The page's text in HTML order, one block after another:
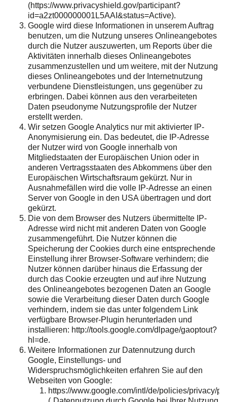
(https://www.privacyshield.gov/participant?
id=a2zt000000001L5AAI&status=Active).
Google wird diese Informationen in unserem Auftrag
benutzen, um die Nutzung unseres Onlineangebotes
durch die Nutzer auszuwerten, um Reports über die
Aktivitäten innerhalb dieses Onlineangebotes
zusammenzustellen und um weitere, mit der Nutzung
dieses Onlineangebotes und der Internetnutzung
verbundene Dienstleistungen, uns gegenüber zu
erbringen. Dabei können aus den verarbeiteten
Daten pseudonyme Nutzungsprofile der Nutzer
erstellt werden.
Wir setzen Google Analytics nur mit aktivierter IP-
Anonymisierung ein. Das bedeutet, die IP-Adresse
der Nutzer wird von Google innerhalb von
Mitgliedstaaten der Europäischen Union oder in
anderen Vertragsstaaten des Abkommens über den
Europäischen Wirtschaftsraum gekürzt. Nur in
Ausnahmefällen wird die volle IP-Adresse an einen
Server von Google in den USA übertragen und dort
gekürzt.
Die von dem Browser des Nutzers übermittelte IP-
Adresse wird nicht mit anderen Daten von Google
zusammengeführt. Die Nutzer können die
Speicherung der Cookies durch eine entsprechende
Einstellung ihrer Browser-Software verhindern; die
Nutzer können darüber hinaus die Erfassung der
durch das Cookie erzeugten und auf ihre Nutzung
des Onlineangebotes bezogenen Daten an Google
sowie die Verarbeitung dieser Daten durch Google
verhindern, indem sie das unter folgendem Link
verfügbare Browser-Plugin herunterladen und
installieren: http://tools.google.com/dlpage/gaoptout?
hl=de.
Weitere Informationen zur Datennutzung durch
Google, Einstellungs- und
Widerspruchsmöglichkeiten erfahren Sie auf den
Webseiten von Google:
https://www.google.com/intl/de/policies/privacy/